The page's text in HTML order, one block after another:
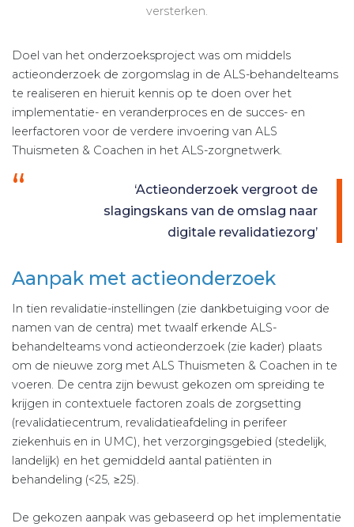
versterken.
Doel van het onderzoeksproject was om middels
actieonderzoek de zorgomslag in de ALS-behandelteams
te realiseren en hieruit kennis op te doen over het
implementatie- en veranderproces en de succes- en
leerfactoren voor de verdere invoering van ALS
Thuismeten & Coachen in het ALS-zorgnetwerk.
‘Actieonderzoek vergroot de
slagingskans van de omslag naar
digitale revalidatiezorg’
Aanpak met actieonderzoek
In tien revalidatie-instellingen (zie dankbetuiging voor de
namen van de centra) met twaalf erkende ALS-
behandelteams vond actieonderzoek (zie kader) plaats
om de nieuwe zorg met ALS Thuismeten & Coachen in te
voeren. De centra zijn bewust gekozen om spreiding te
krijgen in contextuele factoren zoals de zorgsetting
(revalidatiecentrum, revalidatieafdeling in perifeer
ziekenhuis en in UMC), het verzorgingsgebied (stedelijk,
landelijk) en het gemiddeld aantal patiënten in
behandeling (<25, ≥25).
De gekozen aanpak was gebaseerd op het implementatie